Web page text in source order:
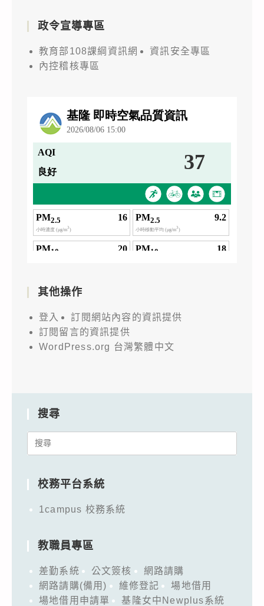
政令宣導專區
教育部108課綱資訊網
資訊安全專區
內控稽核專區
其他操作
登入
訂閱網站內容的資訊提供
訂閱留言的資訊提供
WordPress.org 台灣繁體中文
搜尋
Search
校務平台系統
1campus 校務系統
教職員專區
差勤系統 公文簽核
網路請購
網路請購(備用)
維修登記
場地借用
場地借用申請單
基隆女中Newplus系統